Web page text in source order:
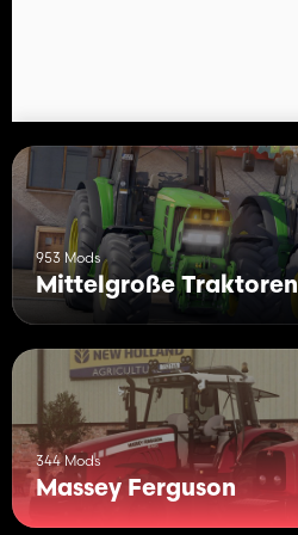
953 Mods
Mittelgroße Traktoren
344 Mods
Massey Ferguson